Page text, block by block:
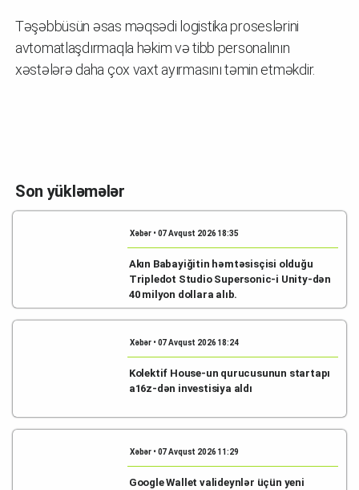
Təşəbbüsün əsas məqsədi logistika proseslərini
avtomatlaşdırmaqla həkim və tibb personalının
xəstələrə daha çox vaxt ayırmasını təmin etməkdir.
Son yükləmələr
Xəbər • 07 Avqust 2026 18:35
Akın Babayiğitin həmtəsisçisi olduğu
Tripledot Studio Supersonic-i Unity-dən
40 milyon dollara alıb.
Xəbər • 07 Avqust 2026 18:24
Kolektif House-un qurucusunun startapı
a16z-dən investisiya aldı
Xəbər • 07 Avqust 2026 11:29
Google Wallet valideynlər üçün yeni